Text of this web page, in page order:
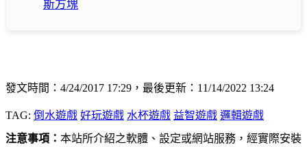
斯方塊
發文時間：4/24/2017 17:29，最後更新：11/14/2022 13:24
TAG: 倒水遊戲 好玩遊戲 水杯遊戲 益智遊戲 邏輯遊戲
注意事項： 本站所介紹之軟體、設定或網站服務，經實際安裝